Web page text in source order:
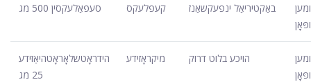
סעפאַלעקסין 500 מג קעפלעקס באַקטיריאַל ינפעקשאַנז
הידראָטשלאָראָטהיאַזידע
25 מג
מיקראָזידע הויכע בלוט דרוק